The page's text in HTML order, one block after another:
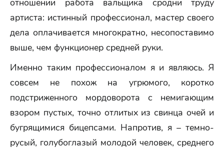
отношении работа вальщика сродни труду
артиста: истинный профессионал, мастер своего
дела оплачивается многократно, несопоставимо
выше, чем функционер средней руки.
Именно таким профессионалом я и являюсь. Я
совсем не похож на угрюмого, коротко
подстриженного мордоворота с немигающим
взором пустых, точно отлитых из свинца очей и
бугрящимися бицепсами. Напротив, я – темно-
русый, голубоглазый молодой человек, среднего